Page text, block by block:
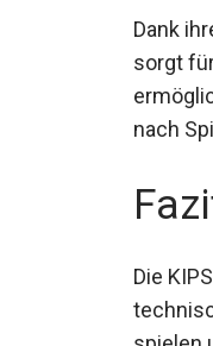
Dank
sorgt
Die